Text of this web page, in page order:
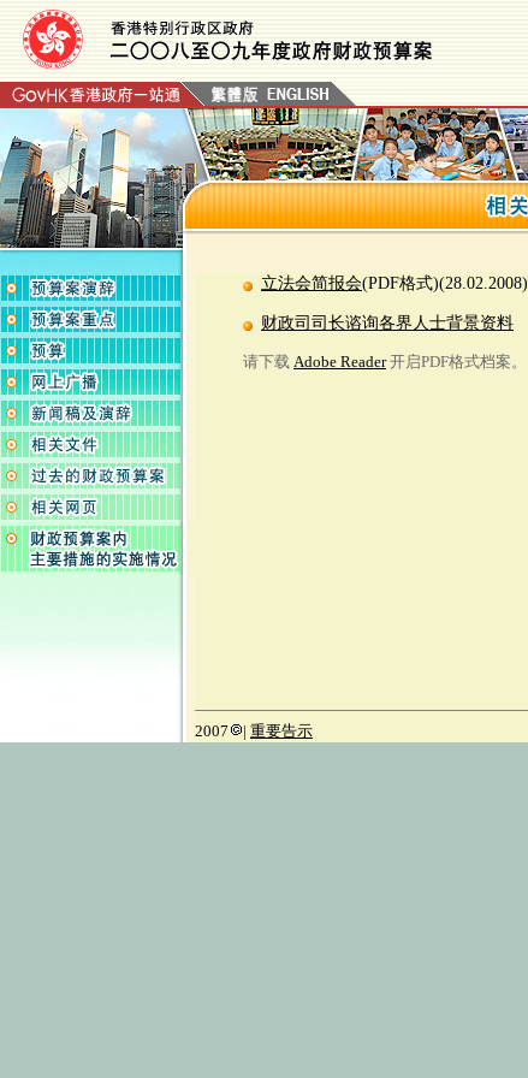
立法会简报会(PDF格式)(28.02.2008)
财政司司长谘询各界人士背景资料
请下载 Adobe Reader开启PDF格式档案。
2007 | 重要告示